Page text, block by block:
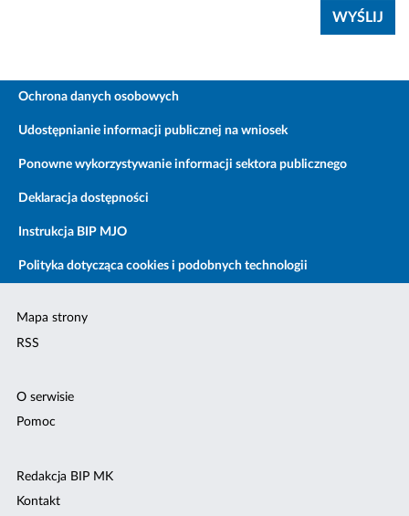
Ochrona danych osobowych
Udostępnianie informacji publicznej na wniosek
Ponowne wykorzystywanie informacji sektora publicznego
Deklaracja dostępności
Instrukcja BIP MJO
Polityka dotycząca cookies i podobnych technologii
Mapa strony
RSS
O serwisie
Pomoc
Redakcja BIP MK
Kontakt